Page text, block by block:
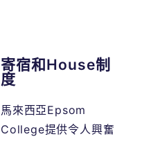
寄宿和House制
度
馬來西亞Epsom
College提供令人興奮